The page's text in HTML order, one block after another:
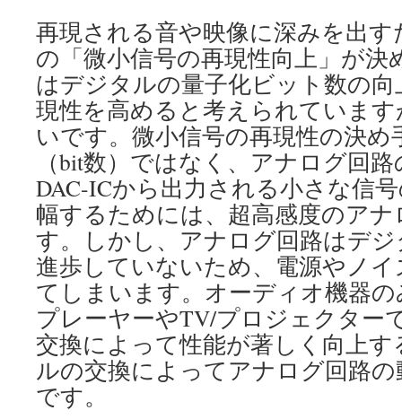
再現される音や映像に深みを出
の「微小信号の再現性向上」が決
はデジタルの量子化ビット数の
現性を高めると考えられていま
いです。微小信号の再現性の決
（bit数）ではなく、アナログ回
DAC-ICから出力される小さな信
幅するためには、超高感度のア
す。しかし、アナログ回路はデ
進歩していないため、電源やノ
てしまいます。オーディオ機器
プレーヤーやTV/プロジェクター
交換によって性能が著しく向上
ルの交換によってアナログ回路
です。